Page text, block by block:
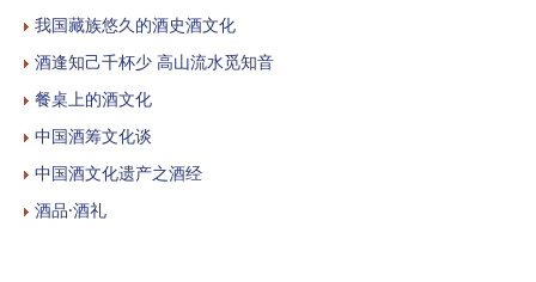
我国藏族悠久的酒史酒文化
酒逢知己千杯少 高山流水觅知音
餐桌上的酒文化
中国酒筹文化谈
中国酒文化遗产之酒经
酒品·酒礼